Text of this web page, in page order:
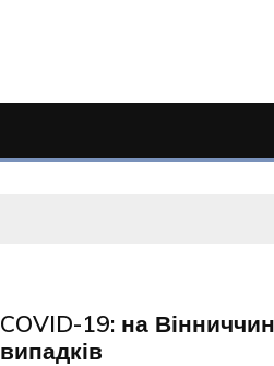
COVID-19: на
випадків